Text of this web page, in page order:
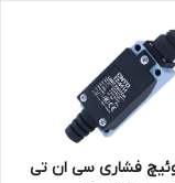
فشاری سی ان تی